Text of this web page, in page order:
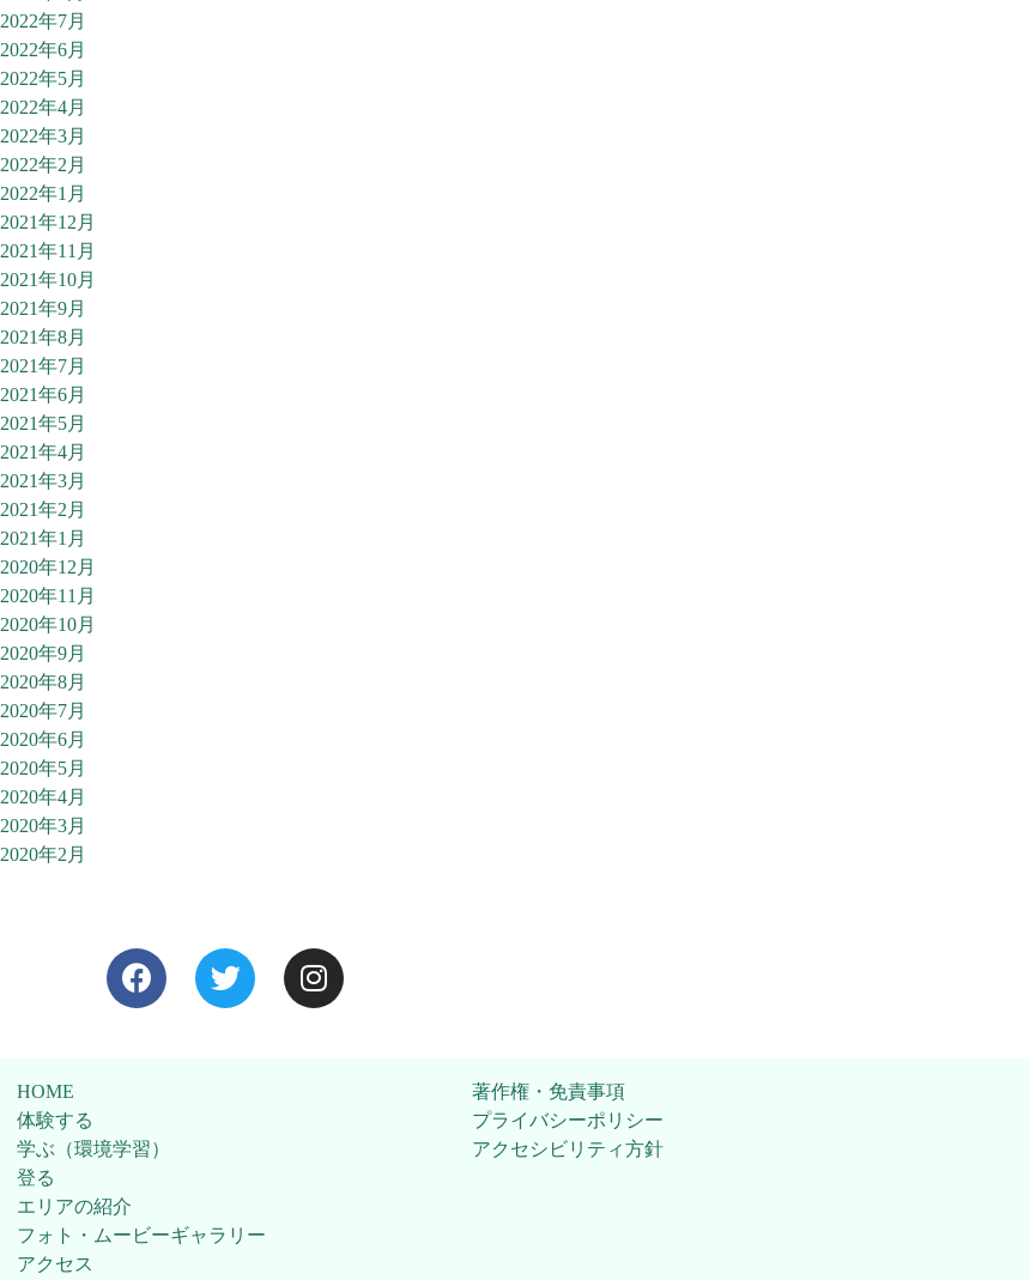
2022年7月
2022年6月
2022年5月
2022年4月
2022年3月
2022年2月
2022年1月
2021年12月
2021年11月
2021年10月
2021年9月
2021年8月
2021年7月
2021年6月
2021年5月
2021年4月
2021年3月
2021年2月
2021年1月
2020年12月
2020年11月
2020年10月
2020年9月
2020年8月
2020年7月
2020年6月
2020年5月
2020年4月
2020年3月
2020年2月
HOME
体験する
学ぶ（環境学習）
登る
エリアの紹介
フォト・ムービーギャラリー
アクセス
著作権・免責事項
プライバシーポリシー
アクセシビリティ方針